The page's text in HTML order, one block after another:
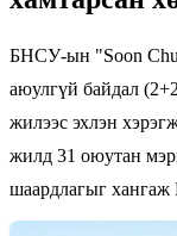
БНСУ-ын "Soon
аюулгүй байдал
жилээс эхлэн
жилд 31 оюутан
шаардлагыг